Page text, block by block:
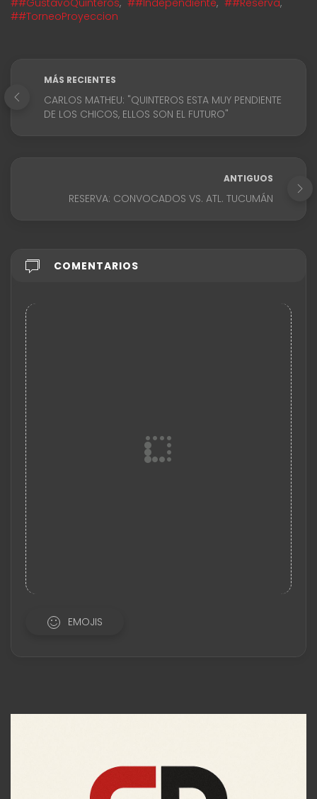
##TorneoProyeccion
MÁS RECIENTES
CARLOS MATHEU: "QUINTEROS ESTA MUY PENDIENTE
DE LOS CHICOS, ELLOS SON EL FUTURO"
ANTIGUOS
RESERVA: CONVOCADOS VS. ATL. TUCUMÁN
COMENTARIOS
EMOJIS